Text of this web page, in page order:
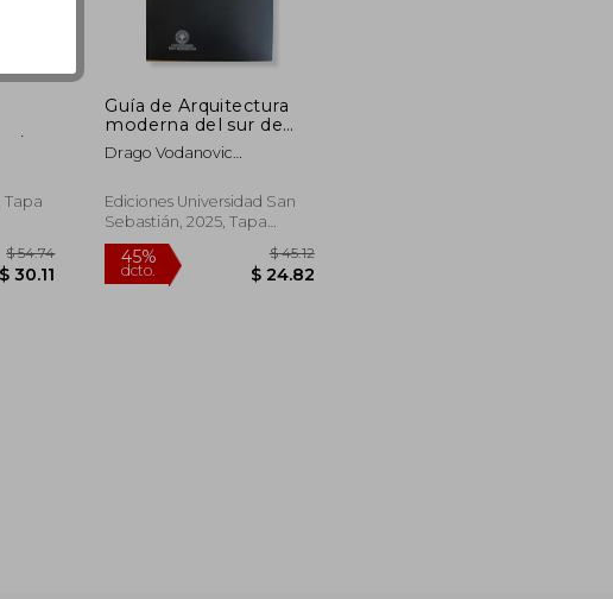
Tapa
Guía de Arquitectura
moderna del sur de
Chile
Drago Vodanovic
Jacobsen Collado
Ediciones Universidad San
Sebastián, 2025, Tapa
Blanda, Nuevo